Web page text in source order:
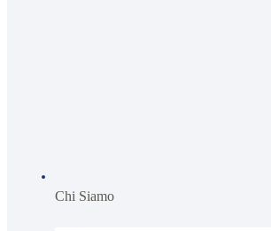
Chi Siamo